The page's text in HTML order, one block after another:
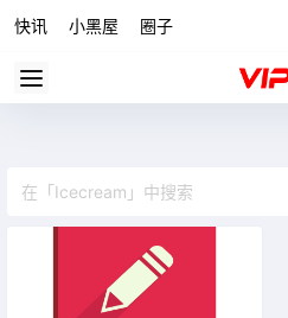
快讯 小黑屋 圈子